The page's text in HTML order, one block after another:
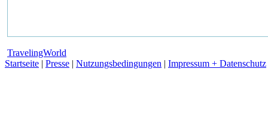
TravelingWorld
Startseite | Presse | Nutzungsbedingungen | Impressum + Datenschutz